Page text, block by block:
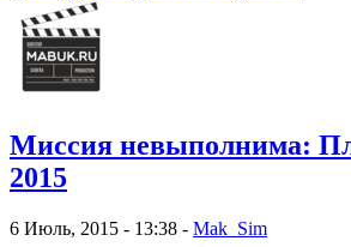
Миссия невыполнима:
2015
6 Июль, 2015 - 13:38 - Mak_Sim